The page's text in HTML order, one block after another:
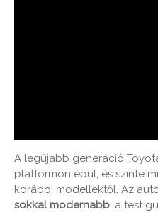
A legújabb generáció
platformon épül, és szinte
korábbi modellektől. Az
sokkal modernabb , a test